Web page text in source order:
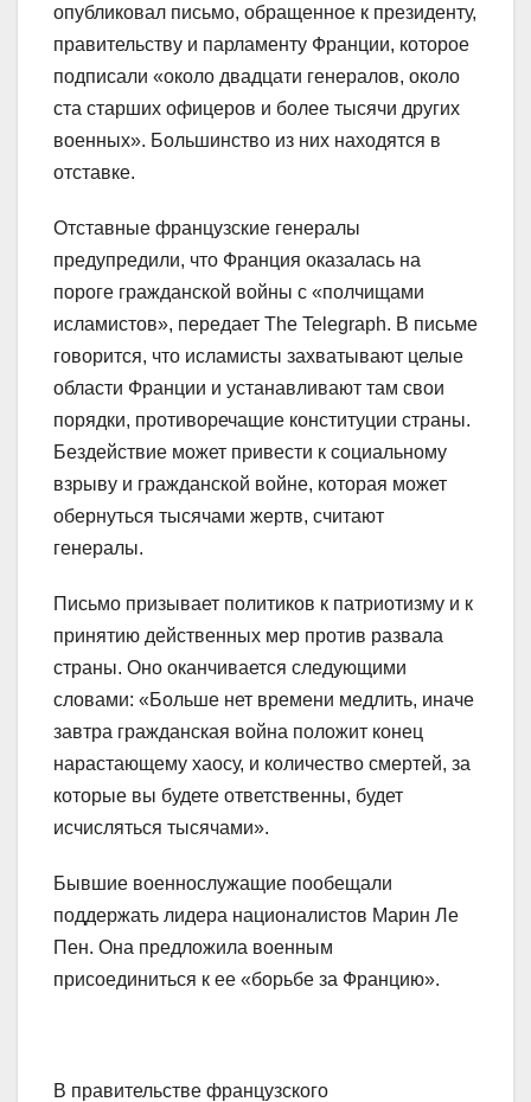
опубликовал письмо, обращенное к президенту,
правительству и парламенту Франции, которое
подписали «около двадцати генералов, около
ста старших офицеров и более тысячи других
военных». Большинство из них находятся в
отставке.
Отставные французские генералы
предупредили, что Франция оказалась на
пороге гражданской войны с «полчищами
исламистов», передает The Telegraph. В письме
говорится, что исламисты захватывают целые
области Франции и устанавливают там свои
порядки, противоречащие конституции страны.
Бездействие может привести к социальному
взрыву и гражданской войне, которая может
обернуться тысячами жертв, считают
генералы.
Письмо призывает политиков к патриотизму и к
принятию действенных мер против развала
страны. Оно оканчивается следующими
словами: «Больше нет времени медлить, иначе
завтра гражданская война положит конец
нарастающему хаосу, и количество смертей, за
которые вы будете ответственны, будет
исчисляться тысячами».
Бывшие военнослужащие пообещали
поддержать лидера националистов Марин Ле
Пен. Она предложила военным
присоединиться к ее «борьбе за Францию».
В правительстве французского